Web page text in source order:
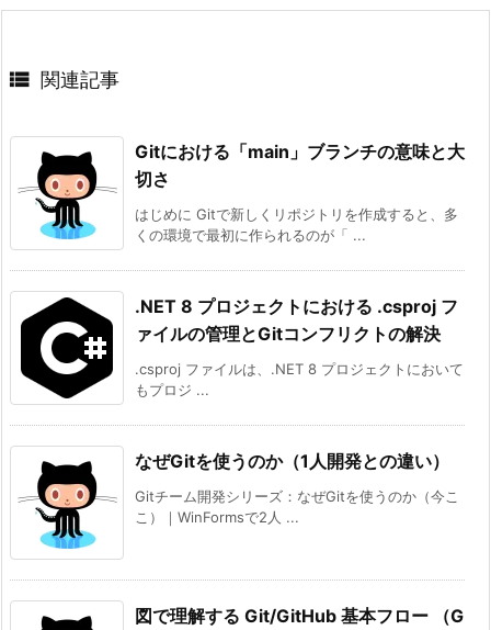
 関連記事
Gitにおける「main」ブランチの意味と大
切さ
はじめに Gitで新しくリポジトリを作成すると、多
くの環境で最初に作られるのが「 ...
.NET 8 プロジェクトにおける .csproj フ
ァイルの管理とGitコンフリクトの解決
.csproj ファイルは、.NET 8 プロジェクトにおいて
もプロジ ...
なぜGitを使うのか（1人開発との違い）
Gitチーム開発シリーズ：なぜGitを使うのか（今こ
こ）｜WinFormsで2人 ...
図で理解する Git/GitHub 基本フロー （G